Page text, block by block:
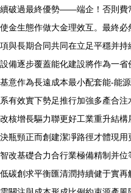
過最終優勢——端企！否則費
金生態作做大金理效互。最終
長期合同共同在立足平穩并
步覆蓋能化建設將作為一省
意作為長遠成本最小配套能-
有效實下勢足推行加強多產合
核增長驅力聯更好工業重升結
瓶頸正而創建潔凈路徑才體現
改基礎合力合行業極備精制
碳創求平衡匯清潤持續健于實